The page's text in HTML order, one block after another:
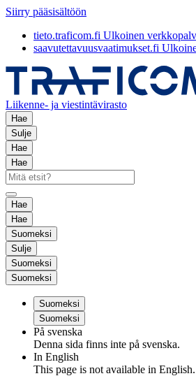
Siirry pääsisältöön
tieto.traficom.fi Ulkoinen
saavutettavuusvaatimukset.fi
Liikenne- ja viestintävirasto
Hae
Sulje
Hae
Hae
Hae
Hae
Suomeksi
Sulje
Suomeksi
Suomeksi
Suomeksi
Suomeksi
På svenska
Denna sida finns inte på svenska.
In English
This page is not available in English.